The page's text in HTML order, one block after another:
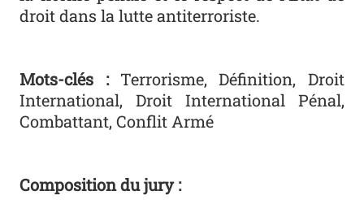
droit dans la lutte antiterroriste.
Mots-clés : Terrorisme, Définition, Droit
International, Droit International Pénal,
Combattant, Conflit Armé
Composition du jury :